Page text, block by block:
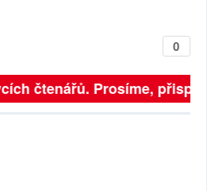
0
čtenářů. Prosíme, přispějte. ➥